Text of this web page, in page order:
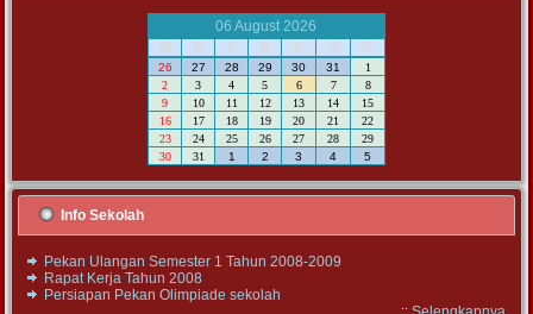
06 August 2026
M
S S R K J S
26 27 28 29 30 31
1
2
3 4 5 6 7
8
9
10 11 12 13 14
15
16
17 18 19 20 21
22
23
24 25 26 27 28
29
30
31 1 2 3 4 5
Info Sekolah
Pekan Ulangan Semester 1 Tahun 2008-2009
Rapat Kerja Tahun 2008
Persiapan Pekan Olimpiade sekolah